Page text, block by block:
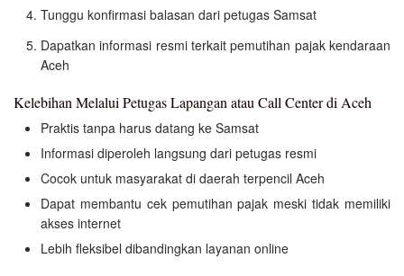
Tunggu konfirmasi balasan dari petugas Samsat
Dapatkan informasi resmi terkait pemutihan pajak kendaraan
Aceh
Kelebihan Melalui Petugas Lapangan atau Call Center di Aceh
Praktis tanpa harus datang ke Samsat
Informasi diperoleh langsung dari petugas resmi
Cocok untuk masyarakat di daerah terpencil Aceh
Dapat membantu cek pemutihan pajak meski tidak memiliki
akses internet
Lebih fleksibel dibandingkan layanan online